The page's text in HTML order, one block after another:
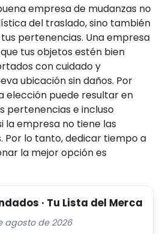
empresa de mudanzas no
del traslado, sino también
pertenencias. Una empresa
tus objetos estén bien
con cuidado y
ubicación sin daños. Por
elección puede resultar en
pertenencias e incluso
la empresa no tiene las
Por lo tanto, dedicar tiempo a
la mejor opción es
· Tu Lista del Merca
agosto de 2026